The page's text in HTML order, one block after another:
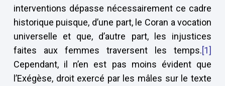
interventions dépasse nécessairement ce cadre
historique puisque, d’une part, le Coran a vocation
universelle et que, d’autre part, les injustices
faites aux femmes traversent les temps.[1]
Cependant, il n’en est pas moins évident que
l’Exégèse, droit exercé par les mâles sur le texte